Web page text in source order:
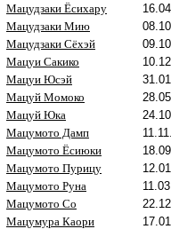
Мацудзаки Ёсихару
Мацудзаки Мию
Мацудзаки Сёхэй
Мацуи Сакико
Мацуи Юсэй
Мацуй Момоко
Мацуй Юка
Мацумото Дамп
Мацумото Ёсиюки
Мацумото Пурицу
Мацумото Руна
Мацумото Со
Мацумура Каори